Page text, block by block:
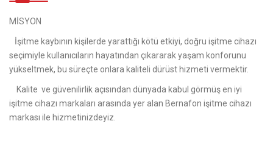
MİSYON
İşitme kaybının kişilerde yarattığı kötü etkiyi, doğru işitme cihazı
seçimiyle kullanıcıların hayatından çıkararak yaşam konforunu
yükseltmek, bu süreçte onlara kaliteli dürüst hizmeti vermektir.
Kalite ve güvenilirlik açısından dünyada kabul görmüş en iyi
işitme cihazı markaları arasında yer alan Bernafon işitme cihazı
markası ile hizmetinizdeyiz.